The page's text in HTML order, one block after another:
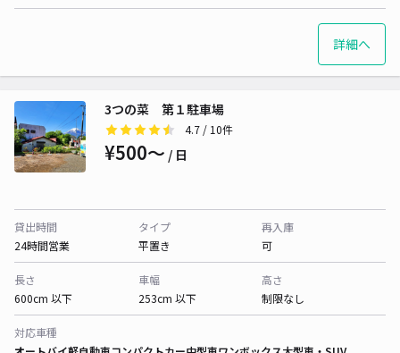
詳細へ
3つの菜 第１駐車場
4.7 / 10件
¥500〜 / 日
貸出時間
24時間営業
タイプ
平置き
再入庫
可
長さ
600cm 以下
車幅
253cm 以下
高さ
制限なし
対応車種